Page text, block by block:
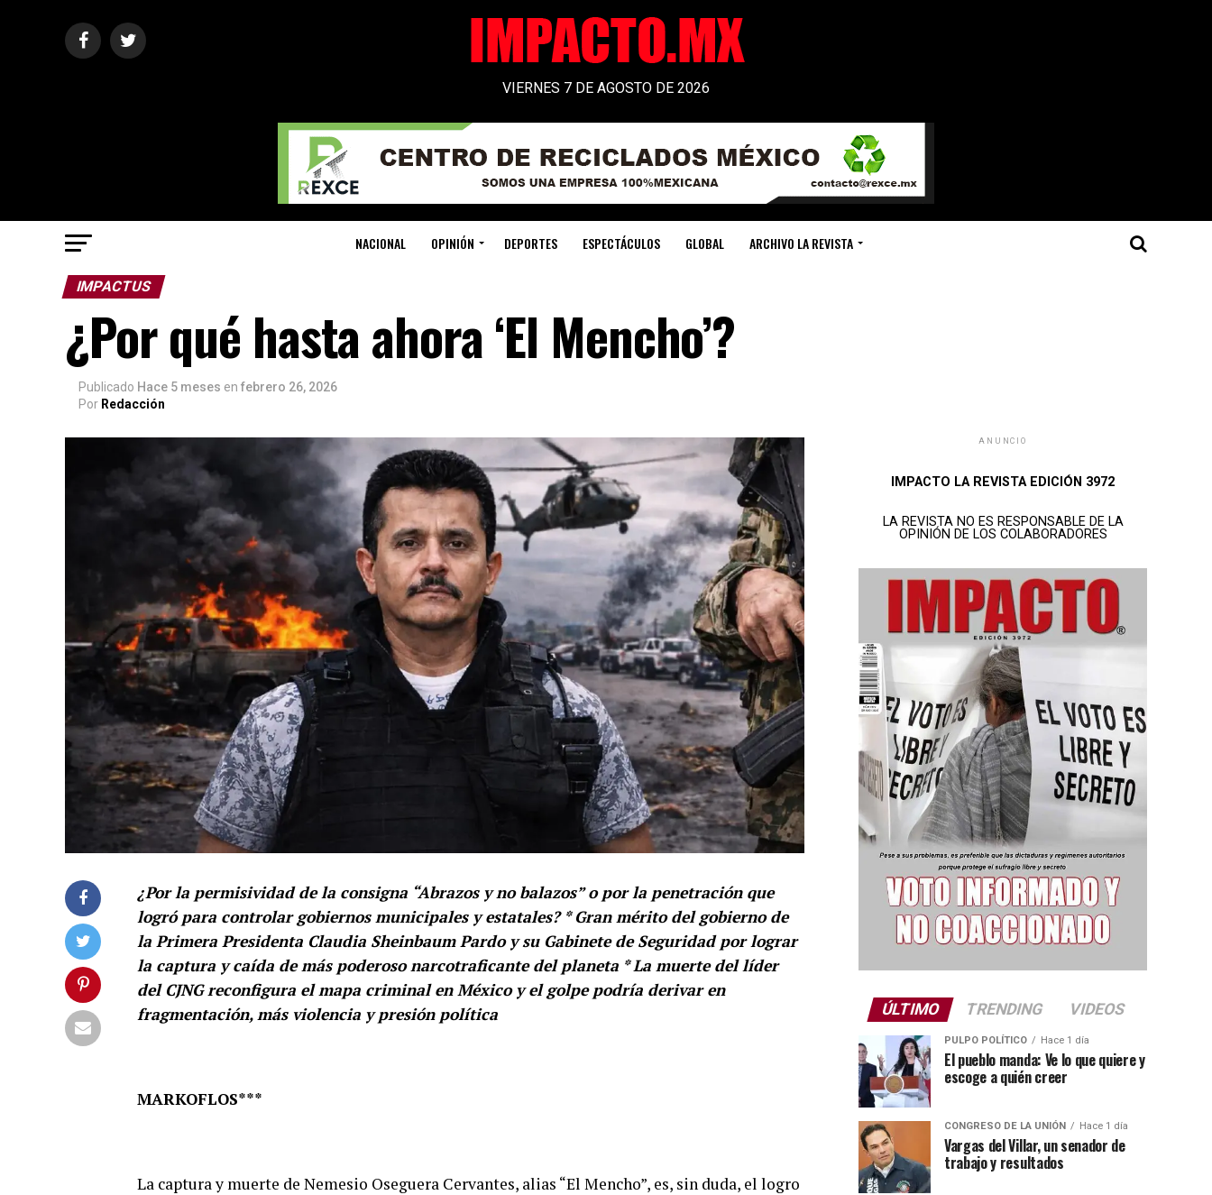
VIERNES 7 DE AGOSTO DE 2026
NACIONAL OPINIÓN DEPORTES ESPECTÁCULOS GLOBAL ARCHIVO LA REVISTA
IMPACTUS
¿Por qué hasta ahora ‘El Mencho’?
Publicado Hace 5 meses en febrero 26, 2026
Por Redacción
¿Por la permisividad de la consigna “Abrazos y no balazos” o por la penetración que
logró para controlar gobiernos municipales y estatales? * Gran mérito del gobierno de
la Primera Presidenta Claudia Sheinbaum Pardo y su Gabinete de Seguridad por lograr
la captura y caída de más poderoso narcotraficante del planeta * La muerte del líder
del CJNG reconfigura el mapa criminal en México y el golpe podría derivar en
fragmentación, más violencia y presión política
MARKOFLOS***
La captura y muerte de Nemesio Oseguera Cervantes, alias “El Mencho”, es, sin duda, el logro
ANUNCIO
IMPACTO LA REVISTA EDICIÓN 3972
LA REVISTA NO ES RESPONSABLE DE LA
OPINIÓN DE LOS COLABORADORES
ÚLTIMO TRENDING VIDEOS
PULPO POLÍTICO Hace 1 día
El pueblo manda: Ve lo que quiere y
escoge a quién creer
CONGRESO DE LA UNIÓN Hace 1 día
Vargas del Villar, un senador de
trabajo y resultados